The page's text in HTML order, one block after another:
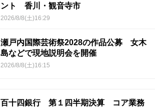
ント 香川・観音寺市
2026/8/8(土)16:29
瀬戸内国際芸術祭2028の作品公募 女木
島などで現地説明会を開催
2026/8/8(土)16:15
百十四銀行 第１四半期決算 コア業務